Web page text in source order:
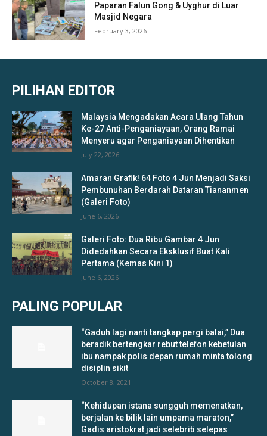
Paparan Falun Gong & Uyghur di Luar
Masjid Negara
February 3, 2026
PILIHAN EDITOR
Malaysia Mengadakan Acara Ulang Tahun
Ke-27 Anti-Penganiayaan, Orang Ramai
Menyeru agar Penganiayaan Dihentikan
July 22, 2026
Amaran Grafik! 64 Foto 4 Jun Menjadi Saksi
Pembunuhan Berdarah Dataran Tiananmen
(Galeri Foto)
June 6, 2026
Galeri Foto: Dua Ribu Gambar 4 Jun
Didedahkan Secara Eksklusif Buat Kali
Pertama (Kemas Kini 1)
June 6, 2026
PALING POPULAR
“Gaduh lagi nanti tangkap pergi balai,” Dua
beradik bertengkar rebut telefon kebetulan
ibu nampak polis depan rumah minta tolong
disiplin sikit
October 8, 2021
“Kehidupan istana sungguh memenatkan,
berjalan ke bilik lain umpama maraton,”
Gadis aristokrat jadi selebriti selepas